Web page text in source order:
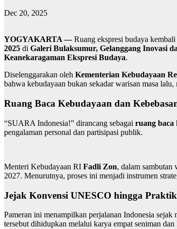
Dec 20, 2025
YOGYAKARTA —Ruang ekspresi budaya
2025 di Galeri Bulaksumur, Gelanggang Inovasi
Keanekaragaman Ekspresi Budaya.
Diselenggarakan oleh Kementerian Kebudayaan
bahwa kebudayaan bukan sekadar warisan masa
Ruang Baca Kebudayaan dan
“SUARA Indonesia!” dirancang sebagai ruang baca
pengalaman personal dan partisipasi publik.
Menteri Kebudayaan RI Fadli Zon, dalam sambutan
2027. Menurutnya, proses ini menjadi instrumen
Jejak Konvensi UNESCO hingga
Pameran ini menampilkan perjalanan Indonesia
tersebut dihidupkan melalui karya empat seniman